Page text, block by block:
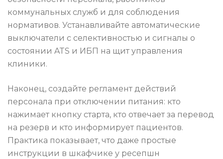
коммунальных служб и для соблюдения
нормативов. Устанавливайте автоматические
выключатели с селективностью и сигналы о
состоянии ATS и ИБП на щит управления
клиники.
Наконец, создайте регламент действий
персонала при отключении питания: кто
нажимает кнопку старта, кто отвечает за перевод
на резерв и кто информирует пациентов.
Практика показывает, что даже простые
инструкции в шкафчике у ресепшн